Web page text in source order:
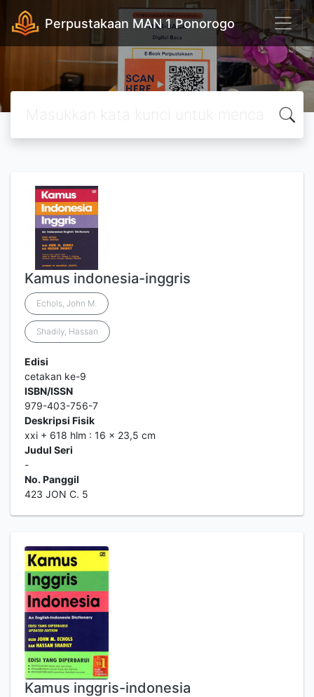
Perpustakaan MAN 1 Ponorogo
Kamus indonesia-inggris
Echols, John M.
Shadily, Hassan
Edisi
cetakan ke-9
ISBN/ISSN
979-403-756-7
Deskripsi Fisik
xxi + 618 hlm : 16 x 23,5 cm
Judul Seri
-
No. Panggil
423 JON C. 5
Kamus inggris-indonesia